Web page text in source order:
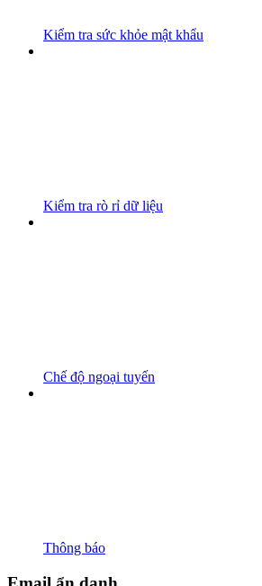
Kiểm tra sức khỏe mật khẩu
Kiểm tra rò rỉ dữ liệu
Chế độ ngoại tuyến
Thông báo